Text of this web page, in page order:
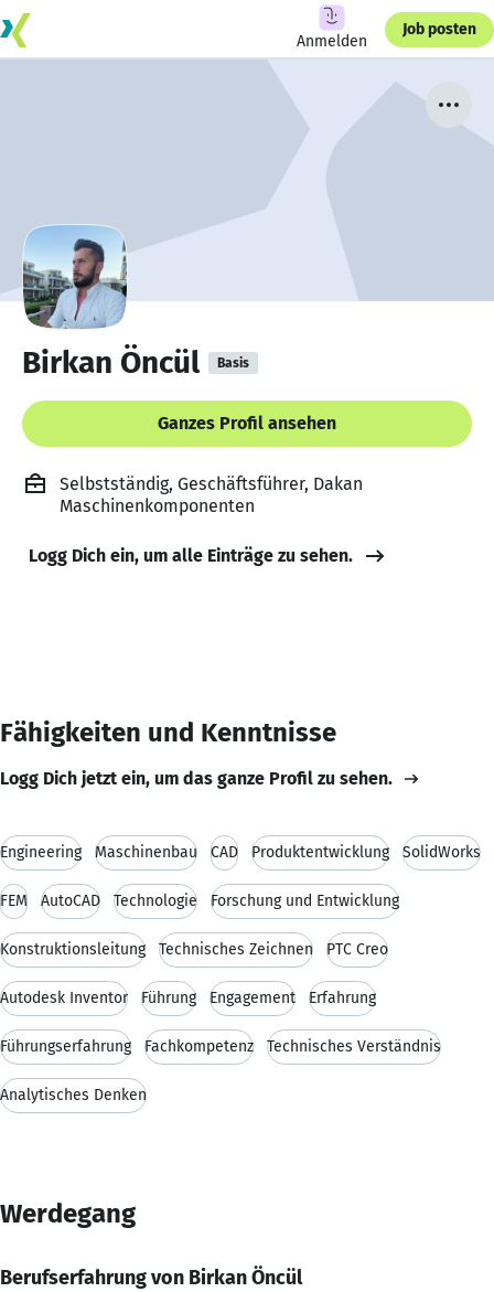
Anmelden
Job posten
Birkan Öncül Basis
Ganzes Profil ansehen
Selbstständig, Geschäftsführer, Dakan
Maschinenkomponenten
Logg Dich ein, um alle Einträge zu sehen.
Fähigkeiten und Kenntnisse
Logg Dich jetzt ein, um das ganze Profil zu sehen.
Engineering Maschinenbau CAD Produktentwicklung SolidWorks
FEM AutoCAD Technologie Forschung und Entwicklung
Konstruktionsleitung Technisches Zeichnen PTC Creo
Autodesk Inventor Führung Engagement Erfahrung
Führungserfahrung Fachkompetenz Technisches Verständnis
Analytisches Denken
Werdegang
Berufserfahrung von Birkan Öncül